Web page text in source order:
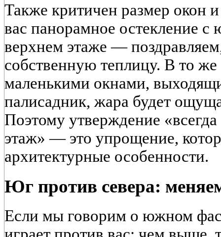
Также критичен размер окон
вас панорамное остекление
верхнем этаже —
собственную теплицу. В то
маленькими окнами,
палисадник, жара будет
Поэтому утверждение
этаж» — это упрощение,
архитектурные особенности.
Юг против севера:
Если мы говорим о южном